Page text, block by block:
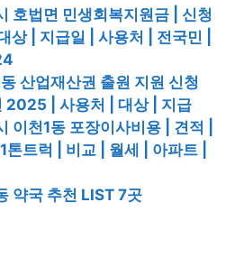
호법면 민생회복지원금 | 신청
상 | 지급일 | 사용처 | 전국민 |
산업재산권 출원 지원 신청
2025 | 사용처 | 대상 | 지급
이천1동 포장이사비용 | 견적 |
톤트럭 | 비교 | 월세 | 아파트 |
약국 추천 LIST 7곳